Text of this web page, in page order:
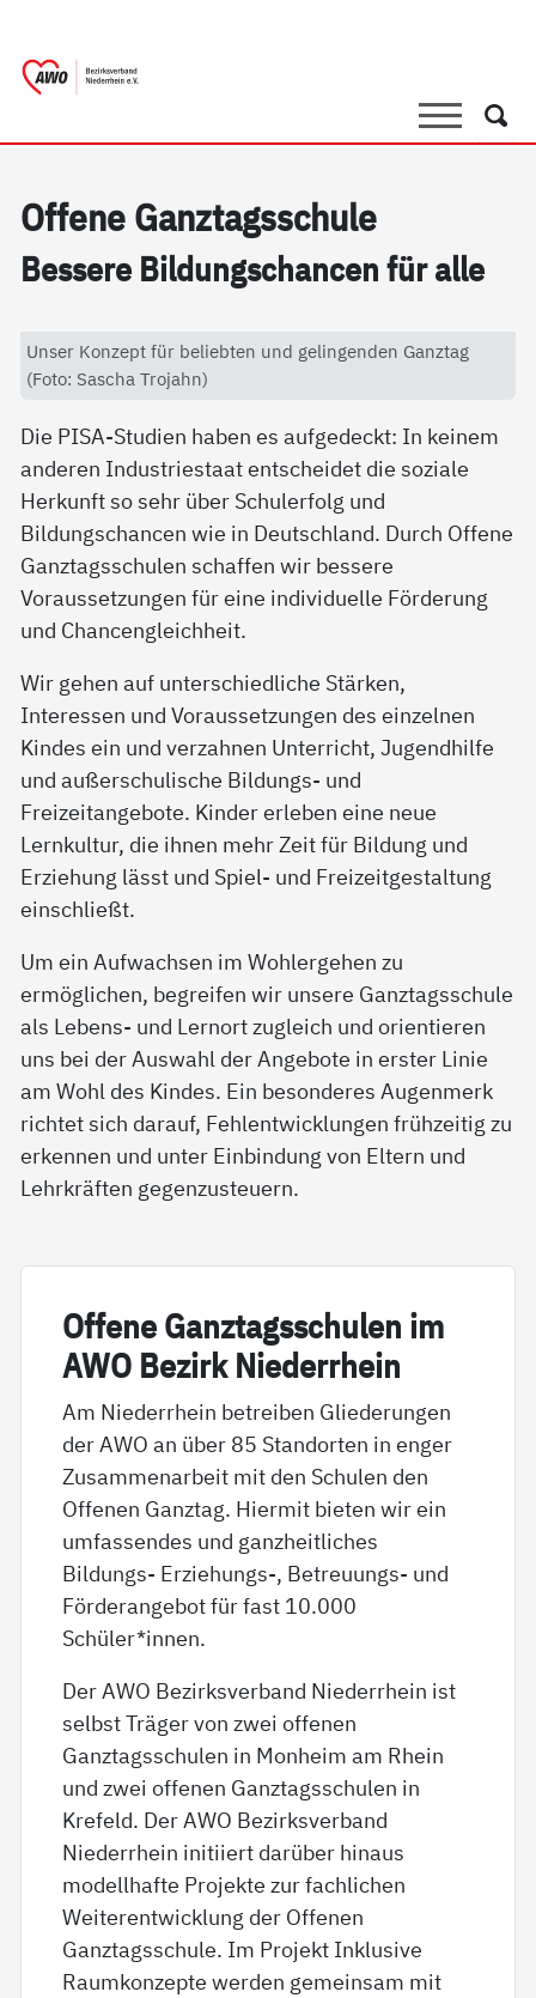
SucheSuche
Of­fe­ne Ganz­tags­schu­le
Bes­se­re Bil­dung­s­chan­cen für al­le
Unser Konzept für beliebten und gelingenden Ganztag
(Foto: Sascha Trojahn)
Die PISA-Studien haben es aufgedeckt: In keinem
anderen Industriestaat entscheidet die soziale
Herkunft so sehr über Schulerfolg und
Bildungschancen wie in Deutschland. Durch Offene
Ganztagsschulen schaffen wir bessere
Voraussetzungen für eine individuelle Förderung
und Chancengleichheit.
Wir gehen auf unterschiedliche Stärken,
Interessen und Voraussetzungen des einzelnen
Kindes ein und verzahnen Unterricht, Jugendhilfe
und außerschulische Bildungs- und
Freizeitangebote. Kinder erleben eine neue
Lernkultur, die ihnen mehr Zeit für Bildung und
Erziehung lässt und Spiel- und Freizeitgestaltung
einschließt.
Um ein Aufwachsen im Wohlergehen zu
ermöglichen, begreifen wir unsere Ganztagsschule
als Lebens- und Lernort zugleich und orientieren
uns bei der Auswahl der Angebote in erster Linie
am Wohl des Kindes. Ein besonderes Augenmerk
richtet sich darauf, Fehlentwicklungen frühzeitig zu
erkennen und unter Einbindung von Eltern und
Lehrkräften gegenzusteuern.
Of­fe­ne Ganz­tags­schu­len im
AWO Be­zirk Nie­der­r­hein
Am Niederrhein betreiben Gliederungen
der AWO an über 85 Standorten in enger
Zusammenarbeit mit den Schulen den
Offenen Ganztag. Hiermit bieten wir ein
umfassendes und ganzheitliches
Bildungs- Erziehungs-, Betreuungs- und
Förderangebot für fast 10.000
Schüler*innen.
Der AWO Bezirksverband Niederrhein ist
selbst Träger von zwei offenen
Ganztagsschulen in Monheim am Rhein
und zwei offenen Ganztagsschulen in
Krefeld. Der AWO Bezirksverband
Niederrhein initiiert darüber hinaus
modellhafte Projekte zur fachlichen
Weiterentwicklung der Offenen
Ganztagsschule. Im Projekt Inklusive
Raumkonzepte werden gemeinsam mit